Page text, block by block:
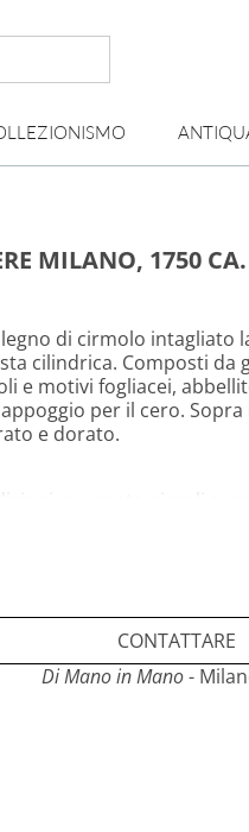
MILANO, 1750 CA.
di cirmolo intagliato
cilindrica. Composti da
e motivi fogliacei,
per il cero.
e dorato.
nel modo più completo
CONTATTARE
Di Mano in Mano-